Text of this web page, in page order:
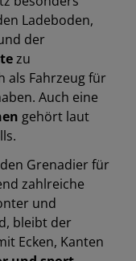
Ladeboden,
der
zu
als Fahrzeug für
Auch eine
gehört laut
Grenadier für
zahlreiche
und
bleibt der
Ecken, Kanten